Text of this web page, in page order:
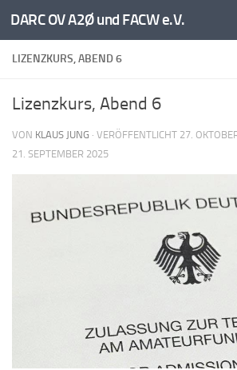
Unter dem Inhalt
DARC OV A2Ø und FACW e.V.
LIZENZKURS, ABEND 6
Lizenzkurs, Abend 6
VON KLAUS JUNG · VERÖFFENTLICHT 27.
21. SEPTEMBER 2025